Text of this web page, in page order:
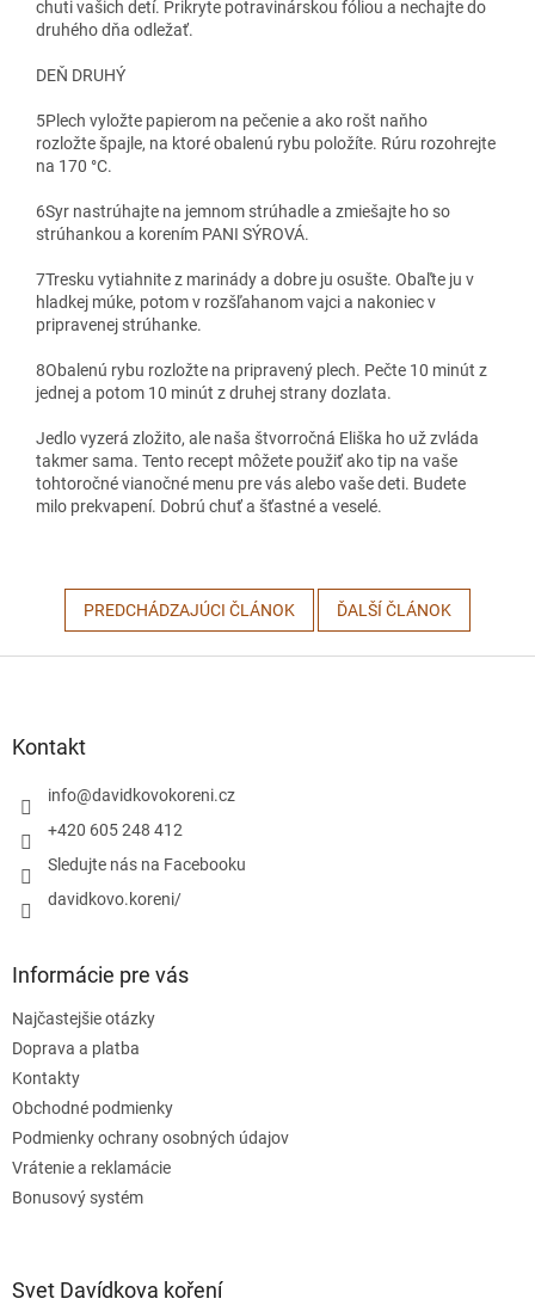
chuti vašich detí. Prikryte potravinárskou fóliou a nechajte do
druhého dňa odležať.
DEŇ DRUHÝ
5Plech vyložte papierom na pečenie a ako rošt naňho
rozložte špajle, na ktoré obalenú rybu položíte. Rúru rozohrejte
na 170 °C.
6Syr nastrúhajte na jemnom strúhadle a zmiešajte ho so
strúhankou a korením PANI SÝROVÁ.
7Tresku vytiahnite z marinády a dobre ju osušte. Obaľte ju v
hladkej múke, potom v rozšľahanom vajci a nakoniec v
pripravenej strúhanke.
8Obalenú rybu rozložte na pripravený plech. Pečte 10 minút z
jednej a potom 10 minút z druhej strany dozlata.
Jedlo vyzerá zložito, ale naša štvorročná Eliška ho už zvláda
takmer sama. Tento recept môžete použiť ako tip na vaše
tohtoročné vianočné menu pre vás alebo vaše deti. Budete
milo prekvapení. Dobrú chuť a šťastné a veselé.
PREDCHÁDZAJÚCI ČLÁNOK ĎALŠÍ ČLÁNOK
Kontakt
info@davidkovokoreni.cz
+420 605 248 412
Sledujte nás na Facebooku
davidkovo.koreni/
Informácie pre vás
Najčastejšie otázky
Doprava a platba
Kontakty
Obchodné podmienky
Podmienky ochrany osobných údajov
Vrátenie a reklamácie
Bonusový systém
Svet Davídkova koření